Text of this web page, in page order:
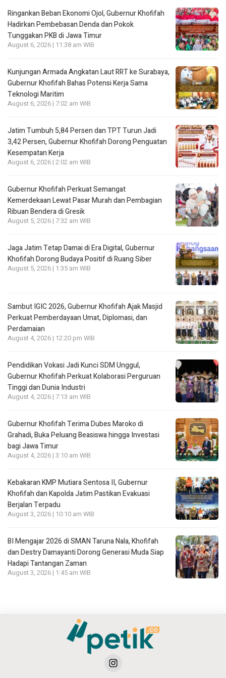
Ringankan Beban Ekonomi Ojol, Gubernur Khofifah
Hadirkan Pembebasan Denda dan Pokok
Tunggakan PKB di Jawa Timur
August 6, 2026 | 11:38 am WIB
Kunjungan Armada Angkatan Laut RRT ke Surabaya,
Gubernur Khofifah Bahas Potensi Kerja Sama
Teknologi Maritim
August 6, 2026 | 7:02 am WIB
Jatim Tumbuh 5,84 Persen dan TPT Turun Jadi
3,42 Persen, Gubernur Khofifah Dorong Penguatan
Kesempatan Kerja
August 6, 2026 | 2:02 am WIB
Gubernur Khofifah Perkuat Semangat
Kemerdekaan Lewat Pasar Murah dan Pembagian
Ribuan Bendera di Gresik
August 5, 2026 | 7:32 am WIB
Jaga Jatim Tetap Damai di Era Digital, Gubernur
Khofifah Dorong Budaya Positif di Ruang Siber
August 5, 2026 | 1:35 am WIB
Sambut IGIC 2026, Gubernur Khofifah Ajak Masjid
Perkuat Pemberdayaan Umat, Diplomasi, dan
Perdamaian
August 4, 2026 | 12:20 pm WIB
Pendidikan Vokasi Jadi Kunci SDM Unggul,
Gubernur Khofifah Perkuat Kolaborasi Perguruan
Tinggi dan Dunia Industri
August 4, 2026 | 7:13 am WIB
Gubernur Khofifah Terima Dubes Maroko di
Grahadi, Buka Peluang Beasiswa hingga Investasi
bagi Jawa Timur
August 4, 2026 | 3:10 am WIB
Kebakaran KMP Mutiara Sentosa II, Gubernur
Khofifah dan Kapolda Jatim Pastikan Evakuasi
Berjalan Terpadu
August 3, 2026 | 10:10 am WIB
BI Mengajar 2026 di SMAN Taruna Nala, Khofifah
dan Destry Damayanti Dorong Generasi Muda Siap
Hadapi Tantangan Zaman
August 3, 2026 | 1:45 am WIB